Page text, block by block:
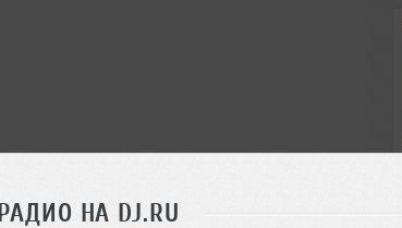
НА DJ.RU
2020-12-04
Extended Mix) 2021-02-05